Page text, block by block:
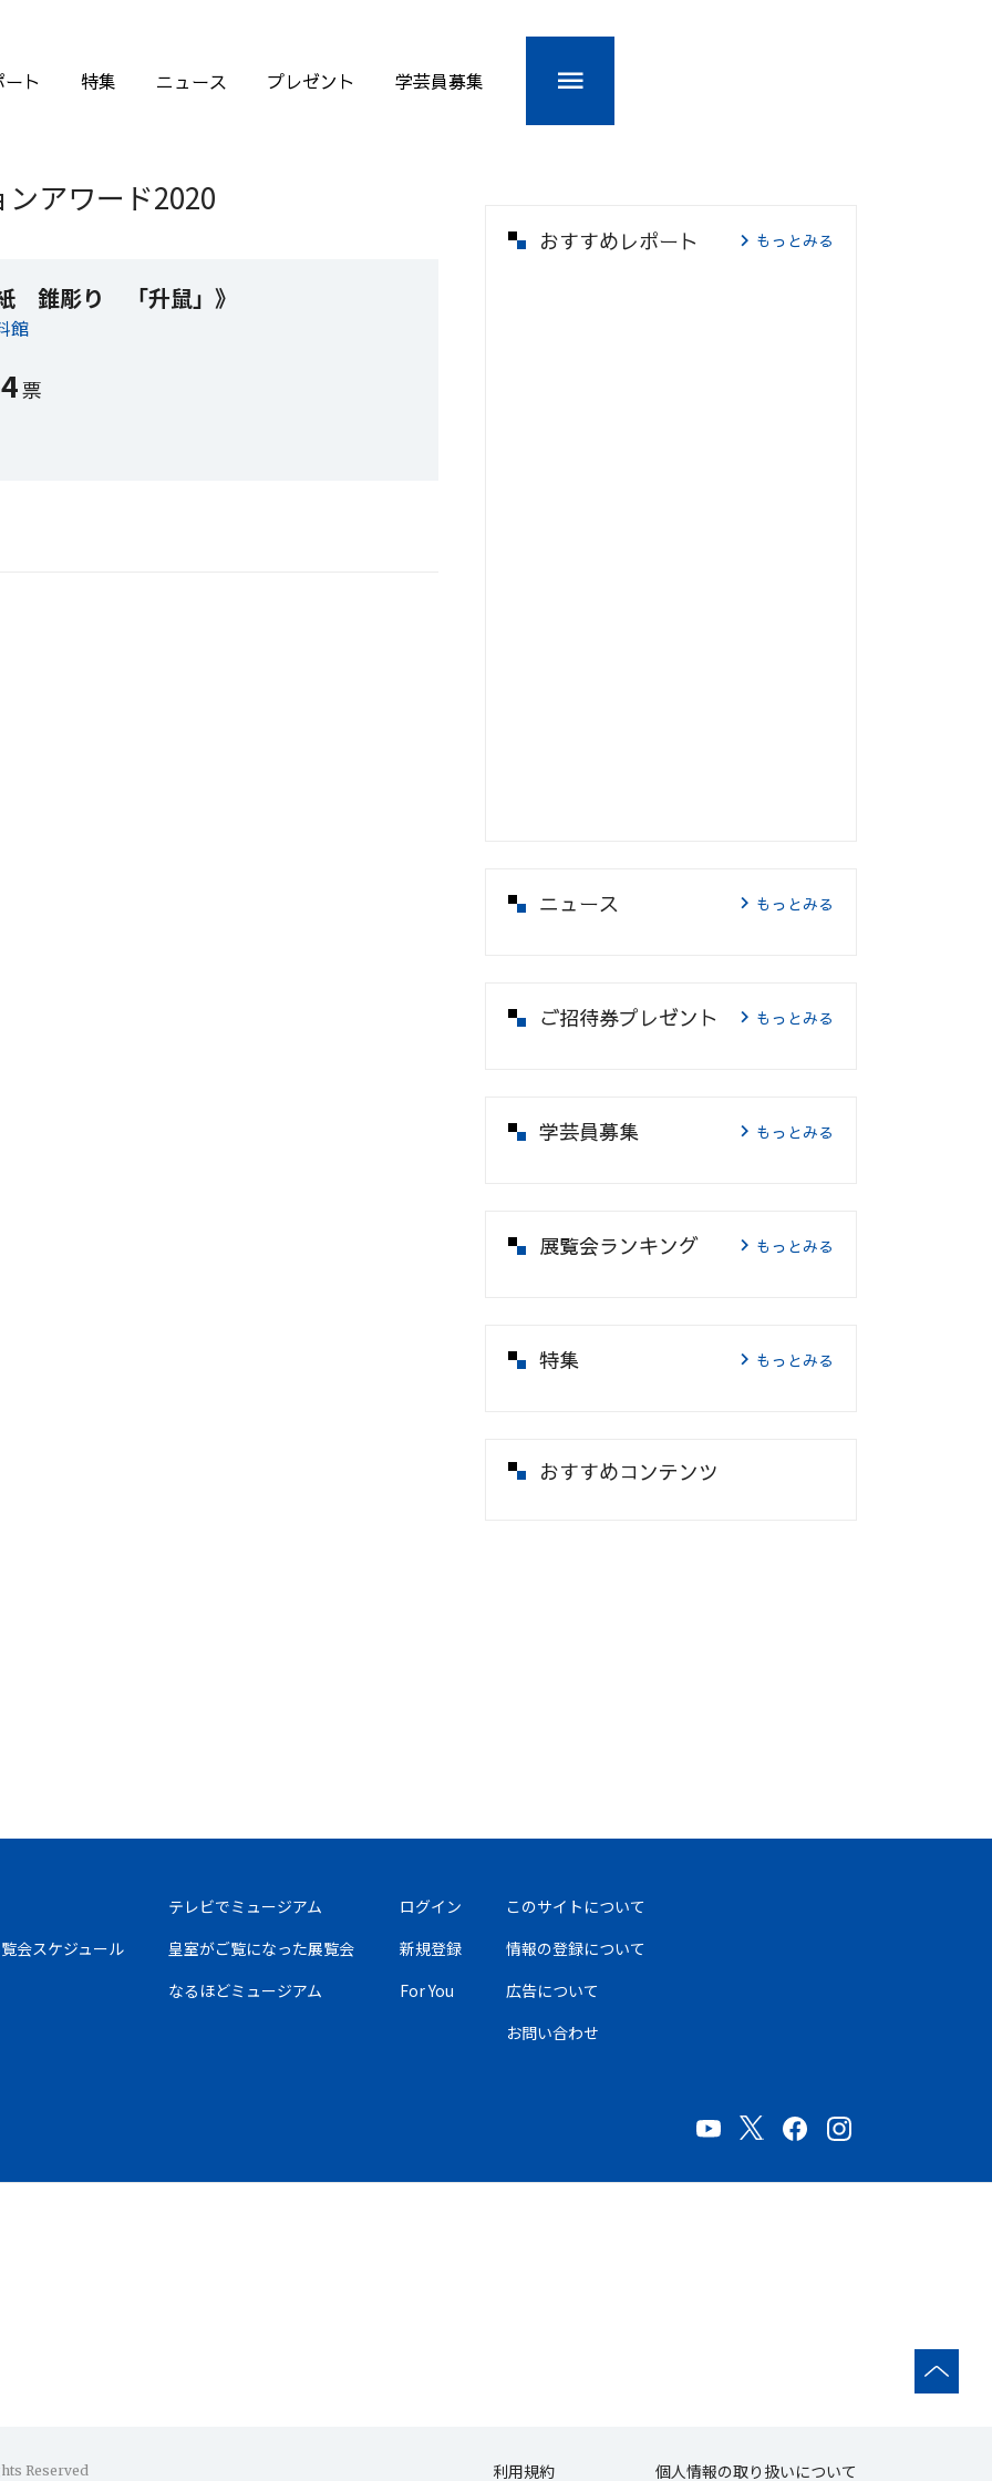
ート 特集 ニュース プレゼント 学芸員募集
アワード2020
錐彫り 「升鼠」》
館
票
おすすめレポート もっとみる
ニュース もっとみる
ご招待券プレゼント もっとみる
学芸員募集 もっとみる
展覧会ランキング もっとみる
特集 もっとみる
おすすめコンテンツ
会スケジュール
テレビでミュージアム
皇室がご覧になった展覧会
なるほどミュージアム
ログイン
新規登録
For You
このサイトについて
情報の登録について
広告について
お問い合わせ
Reserved 利用規約 個人情報の取り扱いについて